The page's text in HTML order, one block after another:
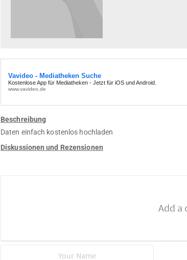
Beschreibung
Daten einfach kostenlos hochladen
Diskussionen und Rezensionen